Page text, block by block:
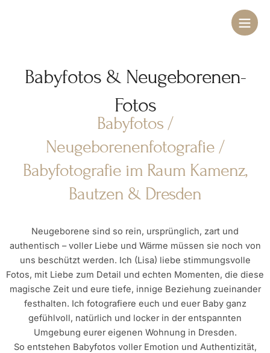
Main
Babyfotos & Neugeborenen-
Fotos
Babyfotos /
Neugeborenenfotografie /
Babyfotografie im Raum Kamenz,
Bautzen & Dresden
Neugeborene sind so rein, ursprünglich, zart und
authentisch – voller Liebe und Wärme müssen sie noch von
uns beschützt werden. Ich (Lisa) liebe stimmungsvolle
Fotos, mit Liebe zum Detail und echten Momenten, die diese
magische Zeit und eure tiefe, innige Beziehung zueinander
festhalten. Ich fotografiere euch und euer Baby ganz
gefühlvoll, natürlich und locker in der entspannten
Umgebung eurer eigenen Wohnung in Dresden.
So entstehen Babyfotos voller Emotion und Authentizität,